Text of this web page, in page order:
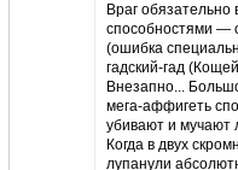
Враг обязательно
способностями —
(ошибка
гадский-гад
Внезапно...
мега-аффигеть
убивают и мучают
Когда в двух
лупанули